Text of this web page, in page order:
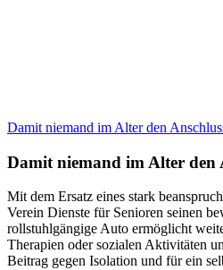
Damit niemand im Alter den
Damit niemand im Alter den
Mit dem Ersatz eines stark
Verein Dienste für Senioren seinen
rollstuhlgängige Auto ermöglicht
Therapien oder sozialen Aktivitäten
Beitrag gegen Isolation und für ein